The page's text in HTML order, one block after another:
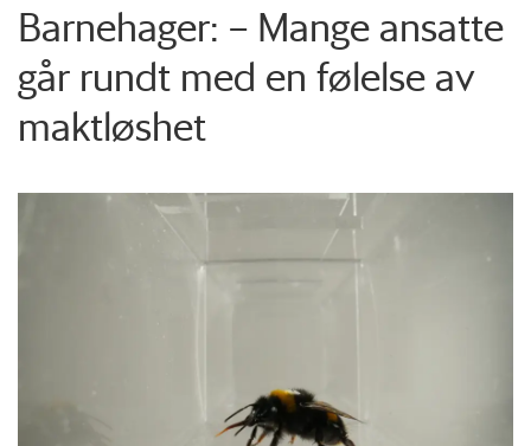
Barnehager: – Mange ansatte
går rundt med en følelse av
maktløshet